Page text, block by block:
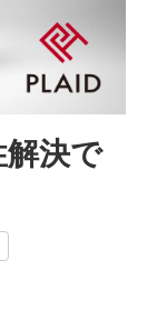
決で